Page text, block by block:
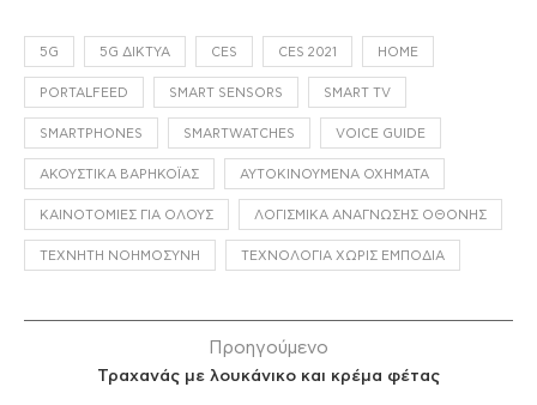
5G 5G ΔΊΚΤΥΑ CES CES 2021 HOME
PORTALFEED SMART SENSORS SMART TV
SMARTPHONES SMARTWATCHES VOICE GUIDE
ΑΚΟΥΣΤΙΚΆ ΒΑΡΗΚΟΪ́ΑΣ ΑΥΤΟΚΙΝΟΎΜΕΝΑ ΟΧΉΜΑΤΑ
ΚΑΙΝΟΤΟΜΊΕΣ ΓΙΑ ΌΛΟΥΣ ΛΟΓΙΣΜΙΚΆ ΑΝΆΓΝΩΣΗΣ ΟΘΌΝΗΣ
ΤΕΧΝΗΤΉ ΝΟΗΜΟΣΎΝΗ ΤΕΧΝΟΛΟΓΊΑ ΧΩΡΊΣ ΕΜΠΌΔΙΑ
Προηγούμενο
Τραχανάς με λουκάνικο και κρέμα φέτας